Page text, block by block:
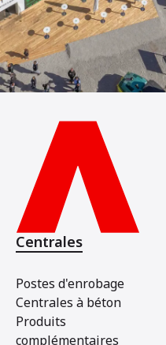
Centrales
Postes d'enrobage
Centrales à béton
Produits
complémentaires